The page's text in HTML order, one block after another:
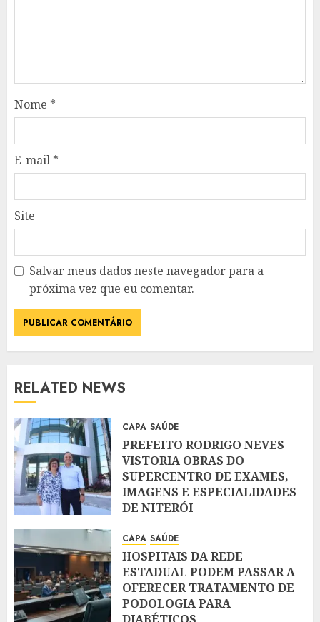
Nome *
E-mail *
Site
Salvar meus dados neste navegador para a
próxima vez que eu comentar.
RELATED NEWS
CAPA SAÚDE
PREFEITO RODRIGO NEVES
VISTORIA OBRAS DO
SUPERCENTRO DE EXAMES,
IMAGENS E ESPECIALIDADES
DE NITERÓI
CAPA SAÚDE
HOSPITAIS DA REDE
ESTADUAL PODEM PASSAR A
OFERECER TRATAMENTO DE
PODOLOGIA PARA
DIABÉTICOS